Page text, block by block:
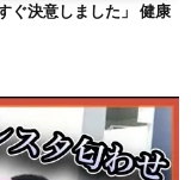
ぐ決意しました」 健康